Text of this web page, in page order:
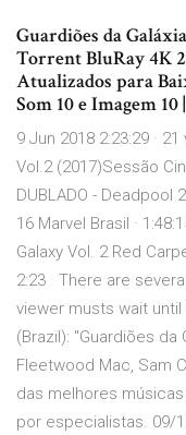
Guardiões da
Torrent BluRay 4K
Atualizados para
Som 10 e Imagem
9 Jun 2018 2:23:29 ·
Vol.2 (2017)Sessão
DUBLADO - Deadpool
16 Marvel Brasil ·
Galaxy Vol. 2 Red
2:23 There are
viewer musts wait
(Brazil): "Guardiões da
Fleetwood Mac, Sam
das melhores
por especialistas. 09/